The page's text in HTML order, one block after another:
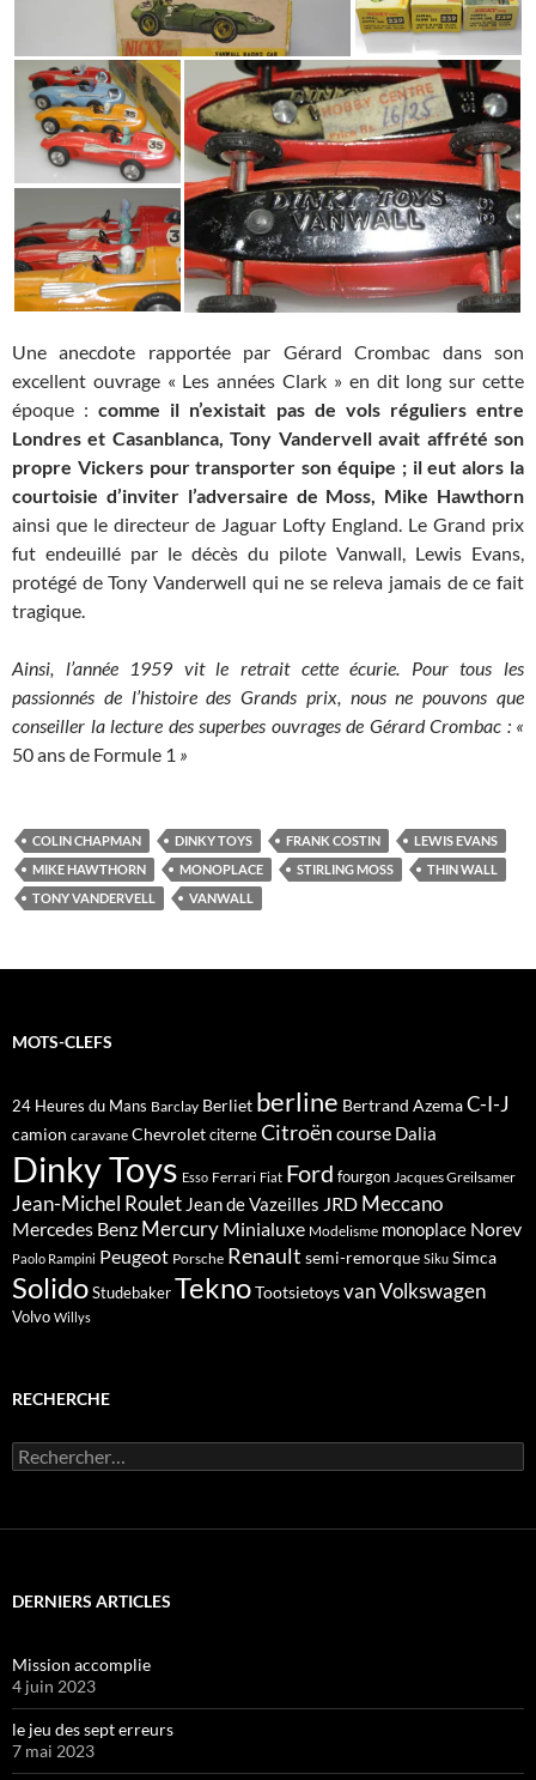
Une anecdote rapportée par Gérard Crombac dans son
excellent ouvrage « Les années Clark » en dit long sur cette
époque :comme il n’existait pas de vols réguliers entre
Londres et Casanblanca, Tony Vandervell avait affrété son
propre Vickers pour transporter son équipe ; il eut alors la
courtoisie d’inviter l’adversaire de Moss, Mike Hawthorn
ainsi que le directeur de Jaguar Lofty England. Le Grand prix
fut endeuillé par le décès du pilote Vanwall, Lewis Evans,
protégé de Tony Vanderwell qui ne se releva jamais de ce fait
tragique.
Ainsi, l’année 1959 vit le retrait cette écurie. Pour tous les
passionnés de l’histoire des Grands prix, nous ne pouvons que
conseiller la lecture des superbes ouvrages de Gérard Crombac : «
50 ans de Formule 1 »
COLIN CHAPMAN DINKY TOYS FRANK COSTIN
LEWIS EVANS
MIKE HAWTHORN
MONOPLACE STIRLING MOSS
THIN WALL
TONY VANDERVELL
VANWALL
MOTS-CLEFS
24 Heures du Mans Barclay Berliet berline Bertrand AzemaC-I-J
camion caravane ChevroletciterneCitroën course Dalia
Dinky Toys Esso Ferrari Fiat Ford fourgon Jacques Greilsamer
Jean-Michel Roulet Jean de Vazeilles JRD Meccano
Mercedes Benz Mercury Minialuxe Modelisme monoplace Norev
Paolo Rampini Peugeot Porsche Renault semi-remorque Siku Simca
SolidoStudebakerTeknoTootsietoysvanVolkswagen
Volvo Willys
RECHERCHE
Rechercher :
DERNIERS ARTICLES
Mission accomplie
4 juin 2023
le jeu des sept erreurs
7 mai 2023